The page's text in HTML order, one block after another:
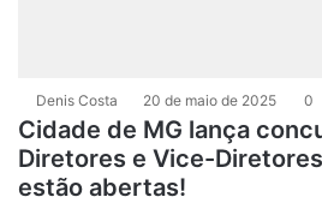
Denis Costa 20 de maio de 2025 0
Cidade de MG lança
Diretores e Vice-
estão abertas!